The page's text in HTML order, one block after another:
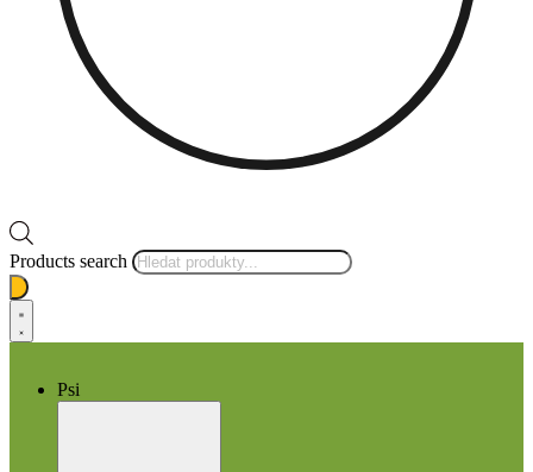
Products search
Psi